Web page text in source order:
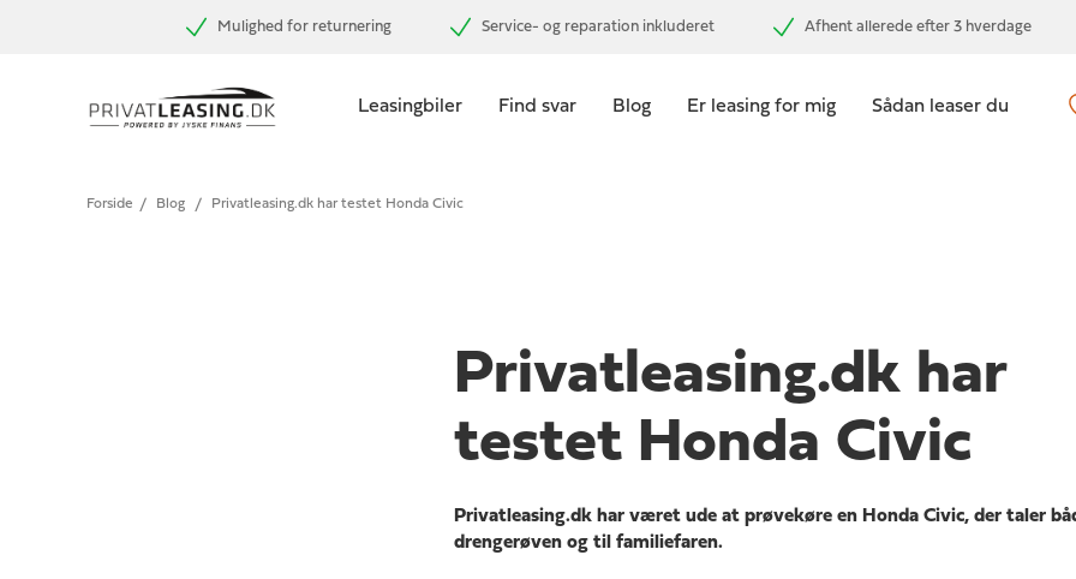
Mulighed for returnering Service- og reparation inkluderet Afhent allerede efter 3 hverdage
Leasingbiler Find svar Blog Er leasing for mig Sådan leaser du
Forside / Blog / Privatleasing.dk har testet Honda Civic
Privatleasing.dk har
testet Honda Civic
Privatleasing.dk har været ude at prøvekøre en Honda Civic, der taler
drengerøven og til familiefaren.